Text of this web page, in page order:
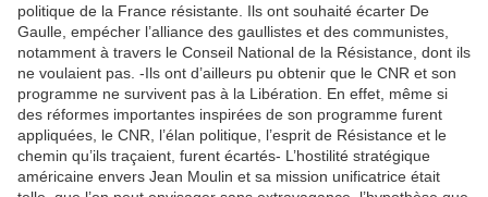
politique de la France résistante. Ils ont souhaité écarter De
Gaulle, empécher l’alliance des gaullistes et des communistes,
notamment à travers le Conseil National de la Résistance, dont ils
ne voulaient pas. -Ils ont d’ailleurs pu obtenir que le CNR et son
programme ne survivent pas à la Libération. En effet, même si
des réformes importantes inspirées de son programme furent
appliquées, le CNR, l’élan politique, l’esprit de Résistance et le
chemin qu’ils traçaient, furent écartés- L’hostilité stratégique
américaine envers Jean Moulin et sa mission unificatrice était